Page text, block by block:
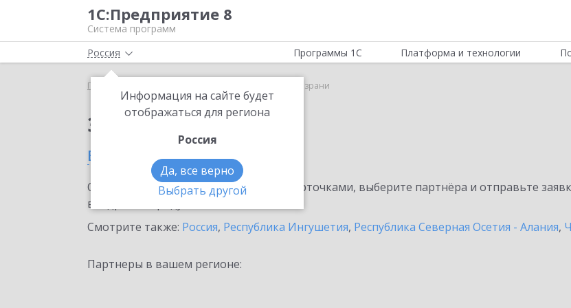
1С:Предприятие 8
Система программ
Россия
Информация на сайте будет
отображаться для региона
Россия
Да, все верно
Выбрать другой
Программы 1С Платформа и технологии
Главная 1C-Store в Назрани
Заказать 1C-Store
в Назрани
Ознакомьтесь с информационными карточками, выберите партнёра и отправьте
внедрение продукта.
Смотрите также: Россия, Республика Ингушетия, Республика Северная Осетия - Алания,
Партнеры в вашем регионе: